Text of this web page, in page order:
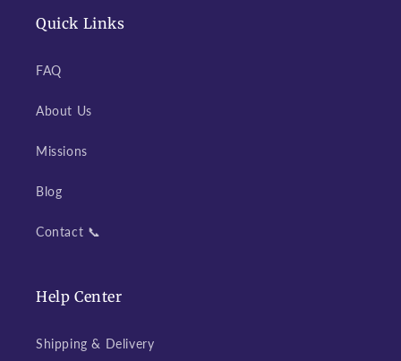
Quick Links
FAQ
About Us
Missions
Blog
Contact 📞
Help Center
Shipping & Delivery